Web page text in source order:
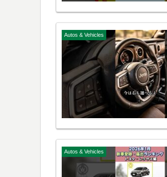
Autos & Vehicles
Autos & Vehicles